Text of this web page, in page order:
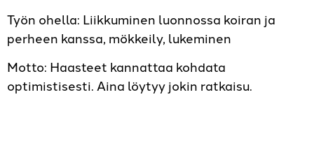
Työn ohella: Liikkuminen luonnossa koiran ja
perheen kanssa, mökkeily, lukeminen
Motto: Haasteet kannattaa kohdata
optimistisesti. Aina löytyy jokin ratkaisu.